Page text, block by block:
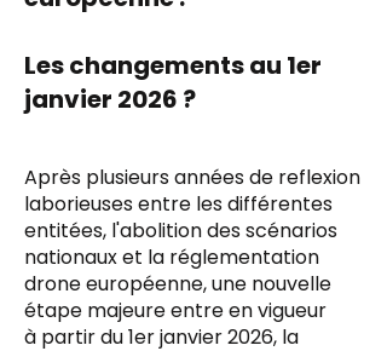
Les changements au 1er
janvier 2026 ?
Après plusieurs années de reflexion
laborieuses entre les différentes
entitées, l'abolition des scénarios
nationaux et la réglementation
drone européenne, une nouvelle
étape majeure entre en vigueur
à partir du 1er janvier 2026, la